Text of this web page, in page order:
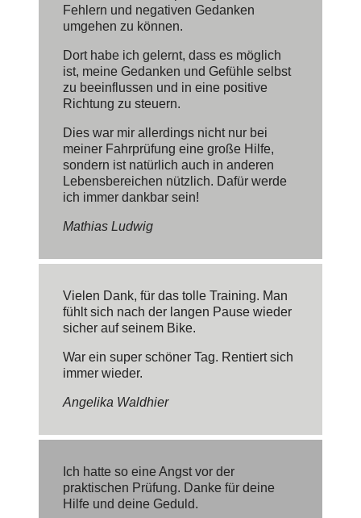
Fehlern und negativen Gedanken
umgehen zu können.
Dort habe ich gelernt, dass es möglich
ist, meine Gedanken und Gefühle selbst
zu beeinflussen und in eine positive
Richtung zu steuern.
Dies war mir allerdings nicht nur bei
meiner Fahrprüfung eine große Hilfe,
sondern ist natürlich auch in anderen
Lebensbereichen nützlich. Dafür werde
ich immer dankbar sein!
Mathias Ludwig
Vielen Dank, für das tolle Training. Man
fühlt sich nach der langen Pause wieder
sicher auf seinem Bike.
War ein super schöner Tag. Rentiert sich
immer wieder.
Angelika Waldhier
Ich hatte so eine Angst vor der
praktischen Prüfung. Danke für deine
Hilfe und deine Geduld.